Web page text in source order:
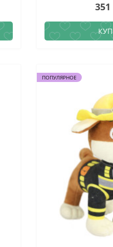
мягкую игрушку
"Щенячий Патруль".
щенок Че..
ПОПУЛЯРНОЕ